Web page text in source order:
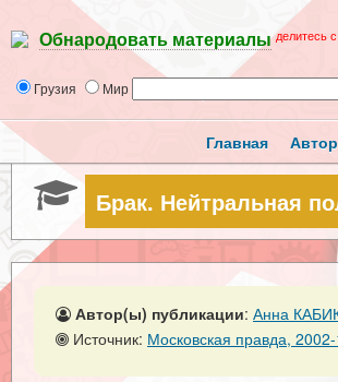
Обнародовать материалы делитесь
Грузия Мир
Главная
Брак. Нейтральная
Автор(ы) публикации: Анна
Источник: Московская правда,